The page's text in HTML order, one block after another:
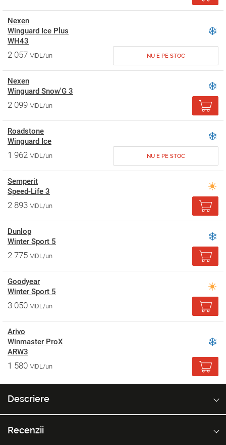
Nexen
Winguard Ice Plus
WH43
2 057 MDL/un NU E PE STOC
Nexen
Winguard Snow'G 3
2 099 MDL/un
Roadstone
Winguard Ice
1 962 MDL/un NU E PE STOC
Semperit
Speed-Life 3
2 893 MDL/un
Dunlop
Winter Sport 5
2 775 MDL/un
Goodyear
Winter Sport 5
3 050 MDL/un
Arivo
Winmaster ProX
ARW3
1 580 MDL/un
Descriere
Recenzii